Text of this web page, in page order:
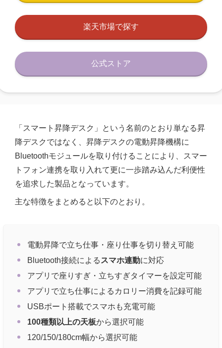
楽天市場で探す
公式ストア
「スマート昇降デスク」という名前のとおり単なる昇
降デスクではなく、昇降デスクの電動昇降機構に
Bluetoothモジュールを取り付けることにより、スマー
トフォン連携を取り入れて更に一歩踏み込んだ利便性
を追求した製品となっています。
主な特徴をまとめると以下のとおり。
電動昇降で立ち仕事・座り仕事を切り替え可能
Bluetooth接続による スマホ連動に対応
アプリで座りすぎ・立ちすぎタイマーを設定可能
アプリで立ち仕事によるカロリー消費を記録可能
USBポート搭載でスマホも充電可能
100種類以上の天板から選択可能
120/150/180cm幅から選択可能